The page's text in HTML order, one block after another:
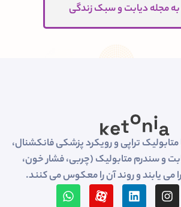
به مجله دیابت و سبک زندگی
تراپی و رویکرد پزشکی فانکشنال،
و سندرم متابولیک (چربی، فشار خون،
می یابند و روند آن را معکوس می کنند.